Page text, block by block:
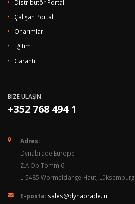
Distribütör Portalı
Çalışan Portalı
Onarımlar
Eğitim
Garanti
BIZE ULAŞIN
+352 768 494 1
Adres:
Dynabrade Europe
Z.A Op Tomm 6
L-5485 Wormeldange-Haut, Lüksemburg
E-posta: sales@dynabrade.lu